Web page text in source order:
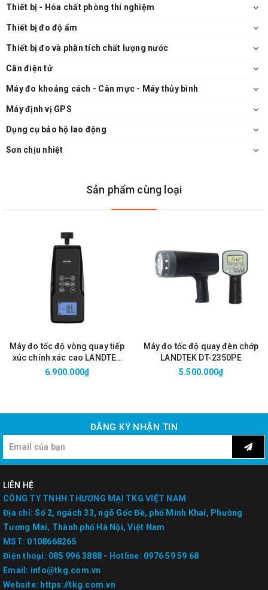
Thiết bị - Hóa chất phòng thí nghiệm
Thiết bị đo độ ẩm
Thiết bị đo và phân tích chất lượng nước
Cân điện tử
Máy đo khoảng cách - Cân mực - Máy thủy bình
Máy định vị GPS
Dụng cụ bảo hộ lao động
Sơn chịu nhiệt
Sản phẩm cùng loại
Máy đo tốc độ vòng quay tiếp
xúc chính xác cao LANDTEK
ES-2100L
6.900.000₫
Máy đo tốc độ quay đèn chớp
LANDTEK DT-2350PE
5.500.000₫
ĐĂNG KÝ NHẬN TIN
LIÊN HỆ
CÔNG TY TNHH THƯƠNG MẠI TKG VIỆT NAM
Địa chỉ: Số 2, ngách 33, ngõ Gốc Đề, phố Minh Khai, Phường
Tương Mai, Thành phố Hà Nội, Việt Nam
MST: 0108668265
Điện thoại: 085 996 3888 - Hotline: 0976 59 59 68
Email: info@tkg.com.vn
Website: https://tkg.com.vn